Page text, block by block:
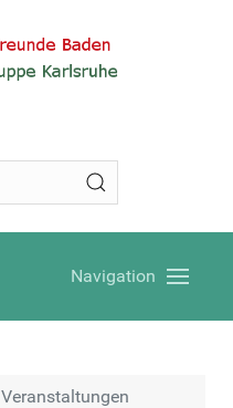
Navigation
Veranstaltungen